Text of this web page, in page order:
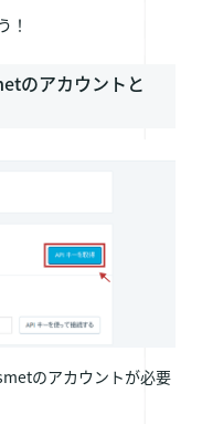
！
のアカウントと
のアカウントが必要